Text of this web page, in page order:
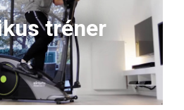
tréner